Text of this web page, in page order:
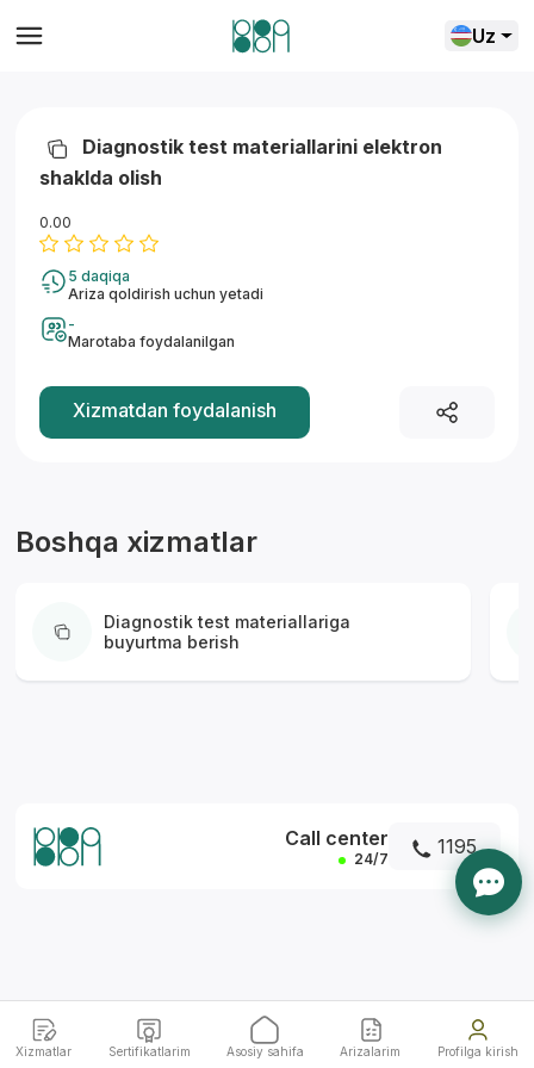
Uz
*
Diagnostik test materiallarini elektron
shaklda olish
0.00
5 daqiqa
Ariza qoldirish uchun yetadi
-
Marotaba foydalanilgan
Xizmatdan foydalanish
Boshqa xizmatlar
Diagnostik test materiallariga
buyurtma berish
Call center
24/7 1195
Xizmatlar Sertifikatlarim Asosiy sahifa Arizalarim Profilga kirish
Yordam markazi